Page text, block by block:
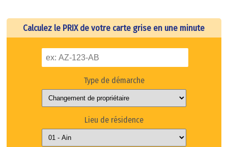
Calculez le PRIX de votre carte grise en une minute
Type de démarche
Lieu de résidence